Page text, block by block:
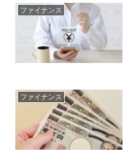
ファイナンス
ファイナンス